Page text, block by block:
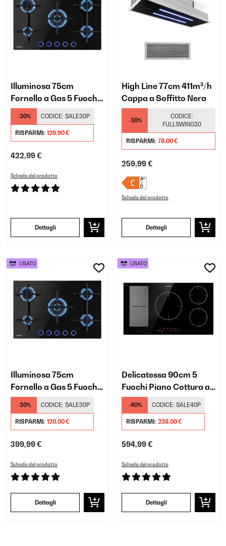
Illuminosa 75cm
Fornello a Gas 5 Fuochi
Nero
-30% CODICE: SALE30P
RISPARMI: 126,90 €
422,99 €
Scheda del prodotto
Dettagli
High Line 77cm 411m³/h
Cappa a Soffitto Nera
-30%
CODICE:
FULLSWING30
RISPARMI: 78,00 €
259,99 €
Scheda del prodotto
Dettagli
Illuminosa 75cm
Fornello a Gas 5 Fuochi
Nero
-30% CODICE: SALE30P
RISPARMI: 120,00 €
399,99 €
Scheda del prodotto
Dettagli
USATO
Delicatessa 90cm 5
Fuochi Piano Cottura a
Induzione Nero
-40% CODICE: SALE40P
RISPARMI: 238,00 €
594,99 €
Scheda del prodotto
Dettagli
USATO